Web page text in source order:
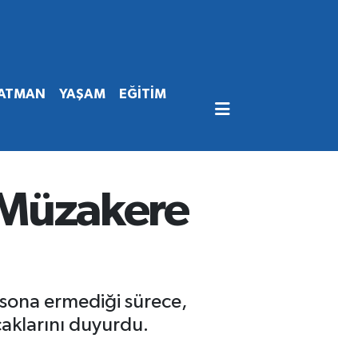
YAŞAM EĞİTİM
ermediği sürece,
duyurdu.